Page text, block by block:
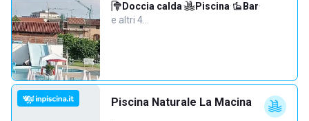
Doccia calda· Piscina· Bar·
e altri 4…
Piscina Naturale La Macina